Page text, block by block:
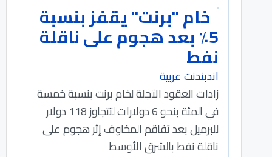
خام "برنت" يقفز بنسبة
5٪؜ بعد هجوم على ناقلة
نفط
اندبندنت عربية
زادات العقود الآجلة لخام برنت بنسبة خمسة
في المئة بنحو 6 دولارات لتتجاوز 118 دولار
للبرميل بعد تفاقم المخاوف إثر هجوم على
ناقلة نفط بالشرق الأوسط